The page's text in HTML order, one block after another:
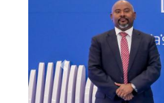
Previous